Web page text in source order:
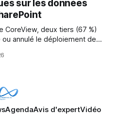
sur les données
CoreView, deux tiers (67 %)
annulé le déploiement de
Les trois quarts (75
AgendaAvis d'expertVidéo